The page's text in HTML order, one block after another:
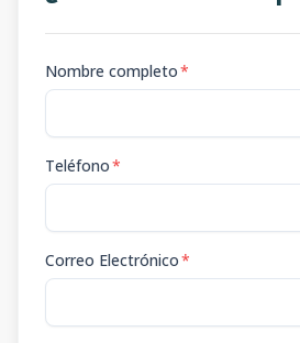
Nombre completo*
Teléfono*
Correo Electrónico*